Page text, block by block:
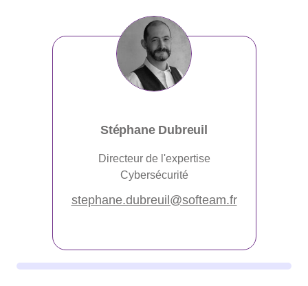
Stéphane Dubreuil
Directeur de l'expertise
Cybersécurité
stephane.dubreuil@softeam.fr